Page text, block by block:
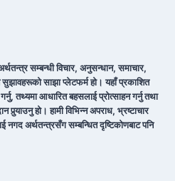
सम्बन्धी विचार, अनुसन्धान, समाचार,
सुझावहरूको साझा प्लेटफर्म हो। यहाँ प्रकाशित
तथ्यमा आधारित बहसलाई प्रोत्साहन गर्नु तथा
पुर्‍याउनु हो। हामी विभिन्न अपराध, भ्रष्टाचार
नगद अर्थतन्त्रसँग सम्बन्धित दृष्टिकोणबाट पनि